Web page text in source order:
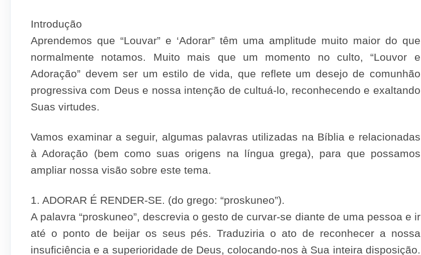
Introdução
Aprendemos que “Lou­var” e ‘Adorar” têm uma am­plitude muito maior do que
normalmente notamos. Mui­to mais que um momento no culto, “Louvor e
Adoração” devem ser um estilo de vida, que reflete um desejo de comunhão
progressiva com Deus e nossa intenção de cultuá-lo, reconhecendo e exaltando
Suas virtudes.
Vamos examinar a seguir, algumas palavras utilizadas na Bíblia e relacionadas
à Adoração (bem como suas origens na língua grega), para que possamos
ampliar nossa visão sobre este tema.
1. ADORAR É RENDER-SE. (do grego: “proskuneo”).
A palavra “proskuneo”, descrevia o gesto de curvar-se diante de uma pessoa e ir
até o ponto de beijar os seus pés. Traduziria o ato de reconhecer a nossa
insuficiência e a superiorida­de de Deus, colocando-nos à Sua inteira disposi­ção.